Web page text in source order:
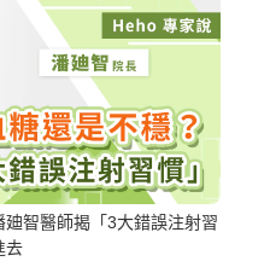
智醫師揭「3大錯誤注射習
去